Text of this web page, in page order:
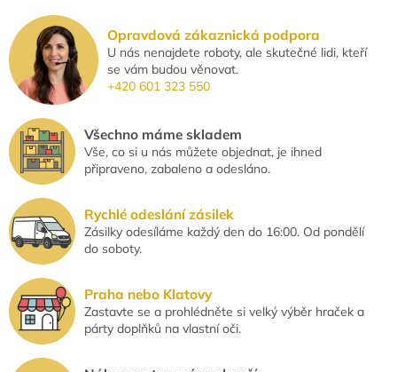
á
d
a
c
r
v
k
v
ý
p
u
Opravdová zákaznická podpora
U nás nenajdete roboty, ale skutečné lidi, kteří
se vám budou věnovat.
+420 601 323 550
Všechno máme skladem
Vše, co si u nás můžete objednat, je ihned
připraveno, zabaleno a odesláno.
Rychlé odeslání zásilek
Zásilky odesíláme každý den do 16:00. Od pondělí
do soboty.
Praha nebo Klatovy
Zastavte se a prohlédněte si velký výběr hraček a
párty doplňků na vlastní oči.